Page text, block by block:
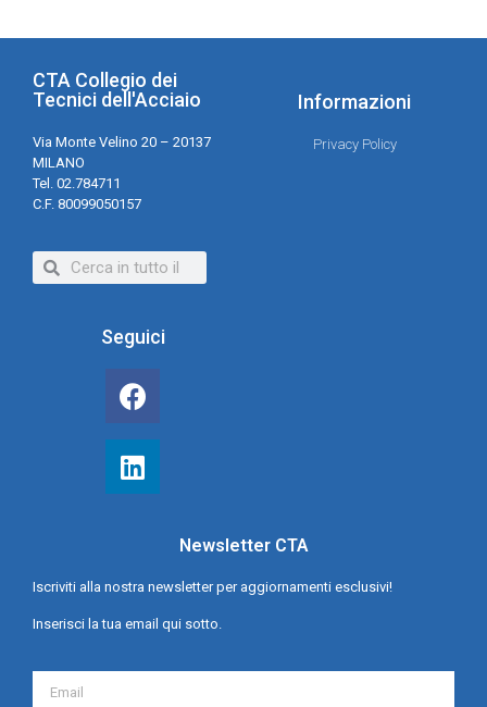
CTA Collegio dei
Tecnici dell'Acciaio
Via Monte Velino 20 – 20137
MILANO
Tel. 02.784711
C.F. 80099050157
Informazioni
Privacy Policy
Seguici
Newsletter CTA
Iscriviti alla nostra newsletter per aggiornamenti esclusivi!
Inserisci la tua email qui sotto.